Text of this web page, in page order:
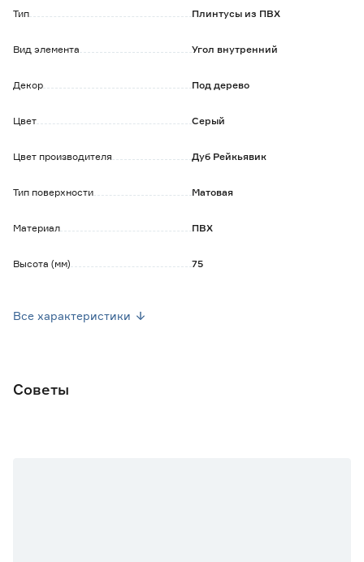
Тип Плинтусы из ПВХ
Вид элемента Угол внутренний
Декор Под дерево
Цвет Серый
Цвет производителя Дуб Рейкьявик
Тип поверхности Матовая
Материал ПВХ
Высота (мм) 75
Все характеристики
Советы